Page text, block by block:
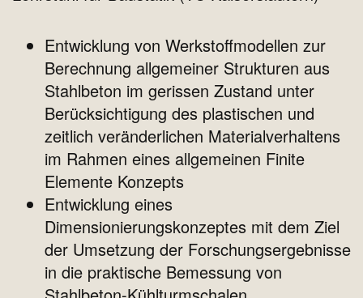
Entwicklung von Werkstoffmodellen zur
Berechnung allgemeiner Strukturen aus
Stahlbeton im gerissen Zustand unter
Berücksichtigung des plastischen und
zeitlich veränderlichen Materialverhaltens
im Rahmen eines allgemeinen Finite
Elemente Konzepts
Entwicklung eines
Dimensionierungskonzeptes mit dem Ziel
der Umsetzung der Forschungsergebnisse
in die praktische Bemessung von